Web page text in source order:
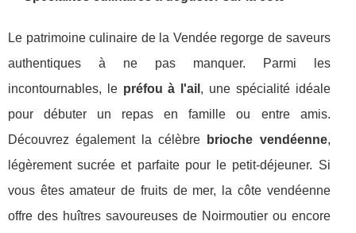
Le patrimoine culinaire de la Vendée regorge de saveurs
authentiques à ne pas manquer. Parmi les
incontournables, le préfou à l'ail , une spécialité idéale
pour débuter un repas en famille ou entre amis.
Découvrez également la célèbre
brioche vendéenne,
légèrement sucrée et parfaite pour le petit-déjeuner. Si
vous êtes amateur de fruits de mer, la côte vendéenne
offre des huîtres savoureuses de Noirmoutier ou encore